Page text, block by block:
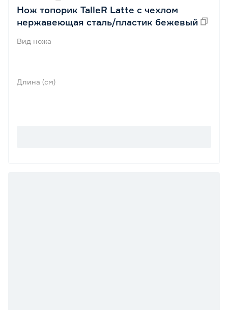
Нож топорик TalleR Latte с чехлом
нержавеющая сталь/пластик бежевый
Вид ножа
Длина (см)